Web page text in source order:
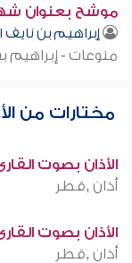
موشح بعنوان
إبراهيم بن نايف
منوعات - إبراهيم
مختارات من
الأذان بصوت
أذان ,قطر
الأذان بصوت
أذان ,قطر